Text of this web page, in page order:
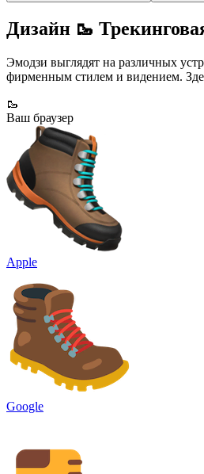
Дизайн 🥾
Эмодзи выглядят на различных
фирменным стилем и видением.
🥾
Ваш браузер
Apple
Google